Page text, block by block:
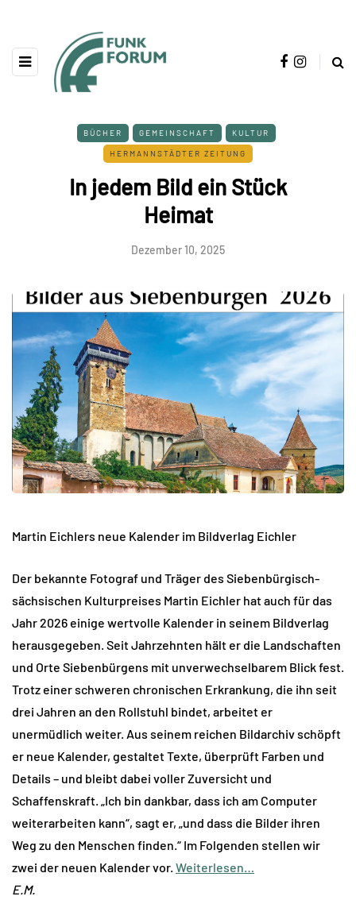
BÜCHER GEMEINSCHAFT KULTUR
HERMANNSTÄDTER ZEITUNG
In jedem Bild ein Stück
Heimat
Dezember 10, 2025
Martin Eichlers neue Kalender im Bildverlag Eichler
Der bekannte Fotograf und Träger des Siebenbürgisch-
sächsischen Kulturpreises Martin Eichler hat auch für das
Jahr 2026 einige wertvolle Kalender in seinem Bildverlag
herausgegeben. Seit Jahrzehnten hält er die Landschaften
und Orte Siebenbürgens mit unverwechselbarem Blick fest.
Trotz einer schweren chronischen Erkrankung, die ihn seit
drei Jahren an den Rollstuhl bindet, arbeitet er
unermüdlich weiter. Aus seinem reichen Bildarchiv schöpft
er neue Kalender, gestaltet Texte, überprüft Farben und
Details – und bleibt dabei voller Zuversicht und
Schaffenskraft. „Ich bin dankbar, dass ich am Computer
weiterarbeiten kann“, sagt er, „und dass die Bilder ihren
Weg zu den Menschen finden.“ Im Folgenden stellen wir
zwei der neuen Kalender vor. Weiterlesen…
E.M.